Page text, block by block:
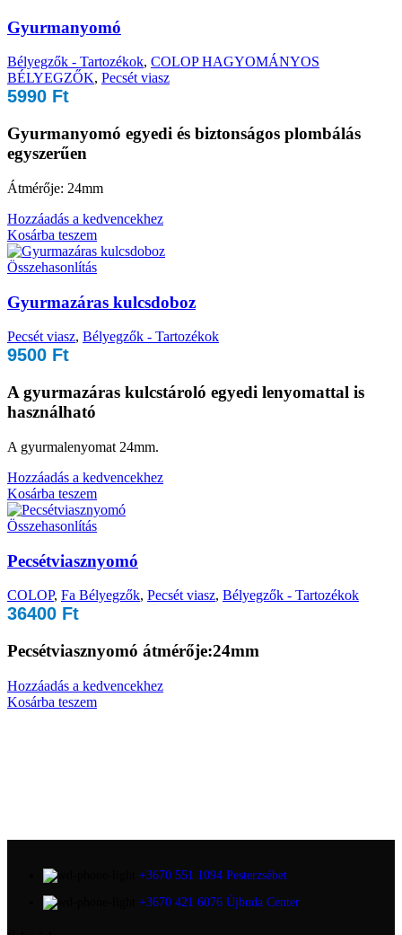
Gyurmanyomó
Bélyegzők - Tartozékok, COLOP HAGYOMÁNYOS
BÉLYEGZŐK, Pecsét viasz
5990 Ft
Gyurmanyomó egyedi és biztonságos plombálás
egyszerűen
Átmérője: 24mm
Hozzáadás a kedvencekhez
Kosárba teszem
Összehasonlítás
Gyurmazáras kulcsdoboz
Pecsét viasz, Bélyegzők - Tartozékok
9500 Ft
A gyurmazáras kulcstároló egyedi lenyomattal is
használható
A gyurmalenyomat 24mm.
Hozzáadás a kedvencekhez
Kosárba teszem
Összehasonlítás
Pecsétviasznyomó
COLOP, Fa Bélyegzők, Pecsét viasz, Bélyegzők - Tartozékok
36400 Ft
Pecsétviasznyomó átmérője:24mm
Hozzáadás a kedvencekhez
Kosárba teszem
+3670 551 1094 Pesterzsébet
+3670 421 6076 Újbuda Center